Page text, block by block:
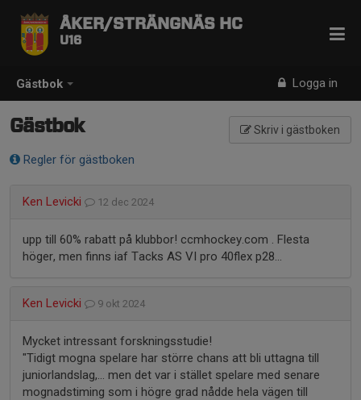
Gästbok Logga in
ÅKER/STRÄNGNÄS HC
U16
Gästbok Skriv i gästboken
Regler för gästboken
Ken Levicki 12 dec 2024
upp till 60% rabatt på klubbor! ccmhockey.com . Flesta
höger, men finns iaf Tacks AS VI pro 40flex p28...
Ken Levicki 9 okt 2024
Mycket intressant forskningsstudie!
"Tidigt mogna spelare har större chans att bli uttagna till
juniorlandslag,... men det var i stället spelare med senare
mognadstiming som i högre grad nådde hela vägen till